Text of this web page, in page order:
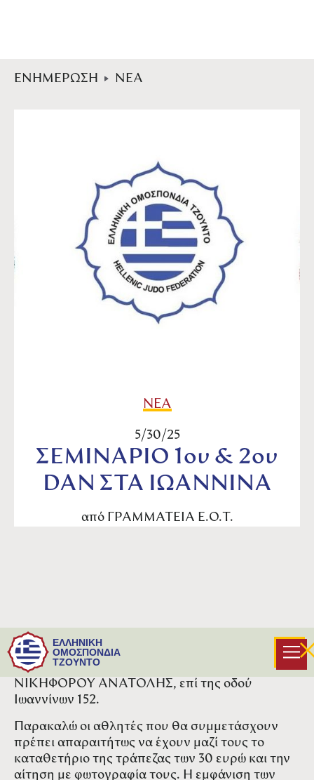
ΕΝΗΜΕΡΩΣΗ ΝΕΑ
ΝΕΑ
5/30/25
ΣΕΜΙΝΑΡΙΟ 1ου & 2ου
DAN ΣΤΑ ΙΩΑΝΝΙΝΑ
από ΓΡΑΜΜΑΤΕΙΑ Ε.Ο.Τ.
ΕΛΛΗΝΙΚΗ
ΟΜΟΣΠΟΝΔΙΑ
ΤΖΟΥΝΤΟ
Το σεμινάριο θα διεξαχθεί την Κυριακή 15
Ιουνίου 2025, (ώρα10:00) στο ΠΕΑΚΙ στην
Ανατολή Ιωαννίνων στις εγκαταστάσεις του Α.Σ.
ΝΙΚΗΦΟΡΟΥ ΑΝΑΤΟΛΗΣ, επί της οδού
Ιωαννίνων 152.
Παρακαλώ οι αθλητές που θα συμμετάσχουν
πρέπει απαραιτήτως να έχουν μαζί τους το
καταθετήριο της τράπεζας των 30 ευρώ και την
αίτηση με φωτογραφία τους. Η εμφάνιση των